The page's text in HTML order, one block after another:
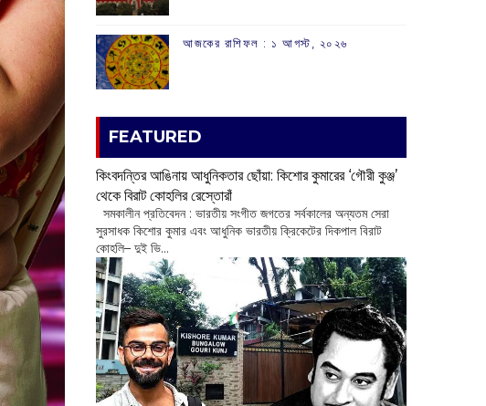
আজকের রাশিফল :‌ ‌‌১ আগস্ট, ২০২৬
FEATURED
কিংবদন্তির আঙিনায় আধুনিকতার ছোঁয়া: কিশোর কুমারের ‘গৌরী কুঞ্জ’
থেকে বিরাট কোহলির রেস্তোরাঁ
‌ সমকালীন প্রতিবেদন : ভারতীয় সংগীত জগতের সর্বকালের অন্যতম সেরা
সুরসাধক কিশোর কুমার এবং আধুনিক ভারতীয় ক্রিকেটের দিকপাল বিরাট
কোহলি– ‌দুই ভি...